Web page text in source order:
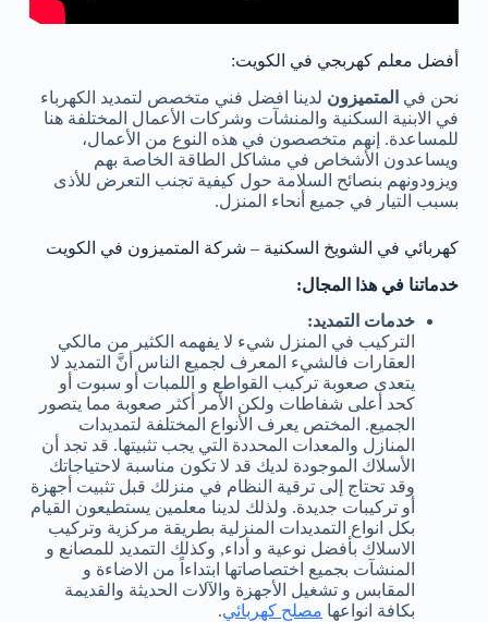
أفضل معلم كهربجي في الكويت:
نحن في المتميزون لدينا افضل فني متخصص لتمديد الكهرباء
في الابنية السكنية والمنشآت وشركات الأعمال المختلفة هنا
للمساعدة. إنهم متخصصون في هذه النوع من الأعمال،
ويساعدون الأشخاص في مشاكل الطاقة الخاصة بهم
ويزودونهم بنصائح السلامة حول كيفية تجنب التعرض للأذى
بسبب التيار في جميع أنحاء المنزل.
كهربائي في الشويخ السكنية – شركة المتميزون في الكويت
خدماتنا في هذا المجال:
خدمات التمديد:
التركيب في المنزل شيء لا يفهمه الكثير من مالكي
العقارات فالشيء المعرف لجميع الناس أنَّ التمديد لا
يتعدى صعوبة تركيب القواطع و اللمبات أو سبوت أو
كحد أعلى شفاطات ولكن الأمر أكثر صعوبة مما يتصور
الجميع. المختص يعرف الأنواع المختلفة لتمديدات
المنازل والمعدات المحددة التي يجب تثبيتها. قد تجد أن
الأسلاك الموجودة لديك قد لا تكون مناسبة لاحتياجاتك
وقد تحتاج إلى ترقية النظام في منزلك قبل تثبيت أجهزة
أو تركيبات جديدة. ولذلك لدينا معلمين يستطيعون القيام
بكل انواع التمديدات المنزلية بطريقة مركزية وتركيب
الاسلاك بأفضل نوعية و أداء, وكذلك التمديد للمصانع و
المنشآت بجميع اختصاصاتها ابتداءاً من الاضاءة و
المقابس و تشغيل الأجهزة والآلات الحديثة والقديمة
بكافة انواعها مصلح كهربائي.